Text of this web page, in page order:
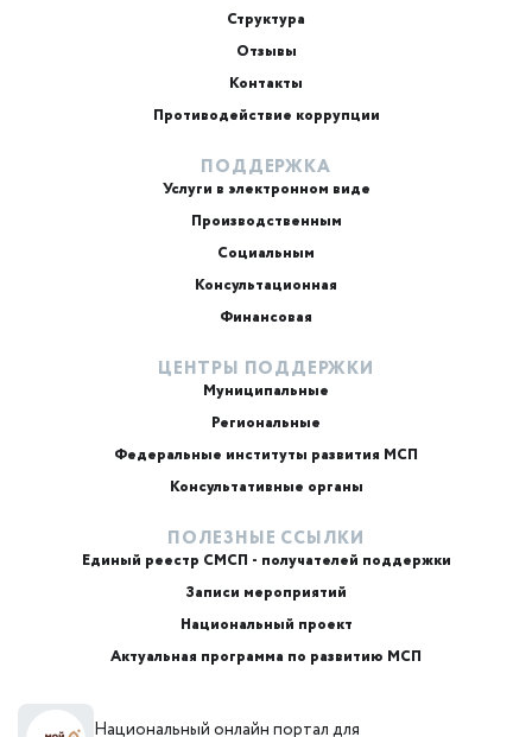
Структура
Отзывы
Контакты
Противодействие коррупции
ПОДДЕРЖКА
Услуги в электронном виде
Производственным
Социальным
Консультационная
Финансовая
ЦЕНТРЫ ПОДДЕРЖКИ
Муниципальные
Региональные
Федеральные институты развития МСП
Консультативные органы
ПОЛЕЗНЫЕ ССЫЛКИ
Единый реестр СМСП - получателей поддержки
Записи мероприятий
Национальный проект
Актуальная программа по развитию МСП
Национальный онлайн портал для
ИИ-консультант
Маркетплейсы и регуляторика
Email или телефон — на выбор